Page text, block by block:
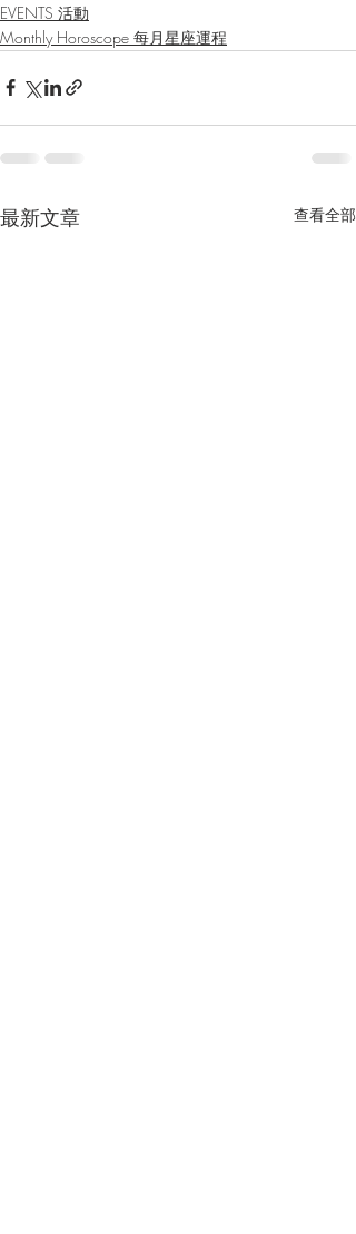
EVENTS 活動
Monthly Horoscope 每月星座運程
最新文章 查看全部